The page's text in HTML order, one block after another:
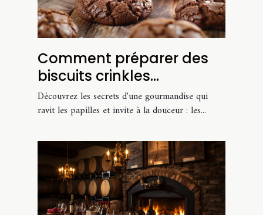
Comment préparer des
biscuits crinkles
chocolatés parfaitement
moelleux
Découvrez les secrets d'une gourmandise qui
ravit les papilles et invite à la douceur : les...